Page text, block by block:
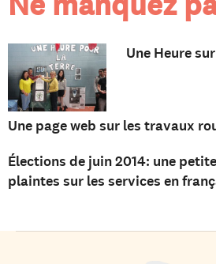
Une Heure
Une page web sur les travaux
Élections de juin 2014: une
plaintes sur les services en